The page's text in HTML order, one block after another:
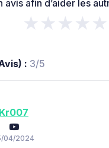
avis afin d’aider les
★★★★★
: 3/5
04/2024